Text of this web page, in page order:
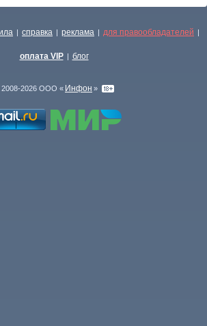
| справка | реклама | для правообладателей |
оплата VIP | блог
2026 ООО « Инфон »